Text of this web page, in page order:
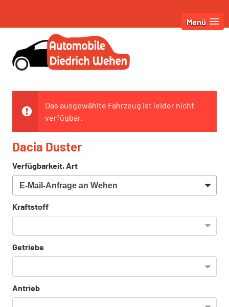
Menü
Das ausgewählte Fahrzeug ist leider nicht
verfügbar.
Dacia Duster
Verfügbarkeit, Art
Kraftstoff
Getriebe
Antrieb